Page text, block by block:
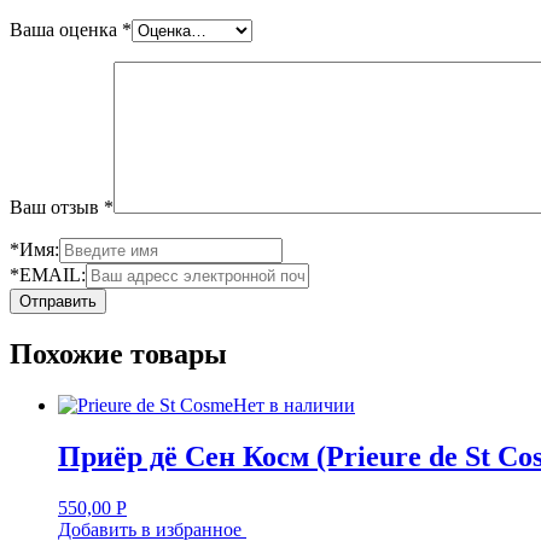
Ваша оценка *
Ваш отзыв *
*Имя:
*EMAIL:
Похожие товары
Нет в наличии
Приёр дё Сен Косм (Prieure de St
550,00 Р
Добавить в избранное